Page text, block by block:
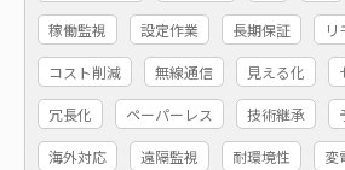
稼働監視 設定作業 長期保証
コスト削減 無線通信 見える化
冗長化 ペーパーレス 技術継承
海外対応 遠隔監視 耐環境性 変